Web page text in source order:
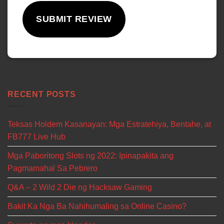
SUBMIT REVIEW
RECENT POSTS
Teksas Holdem Kasanayan: Mga Estratehiya, Bentahe, at
FB777 Live Hub
Mga Paboritong Slots ng 2022: Ipinapakita ang
Pagmamahal Sa Pebrero
Q&A – 2 Wild 2 Die ng Hacksaw Gaming
Bakit Ka Nga Ba Nahihumaling sa Online Casino?